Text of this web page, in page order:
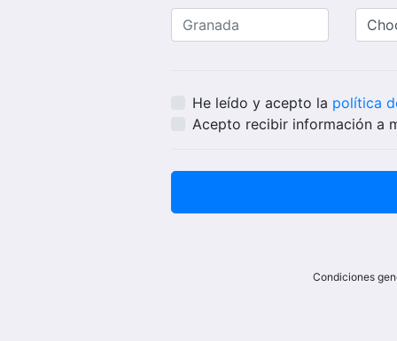
He leído y acepto la política
Acepto recibir información a
Condiciones